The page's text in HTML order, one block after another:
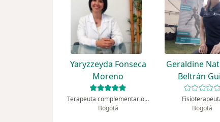
Yaryzzeyda Fonseca
Moreno
Terapeuta complementario, Fisioterapeuta
Bogotá
Geraldine
Beltrán
Bogotá